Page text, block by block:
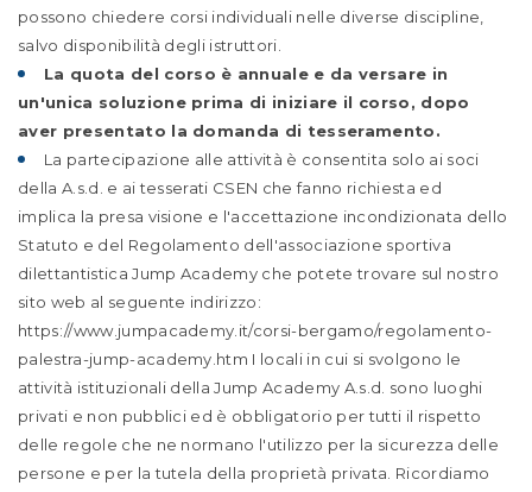
possono chiedere corsi individuali nelle diverse discipline,
salvo disponibilità degli istruttori.
La quota del corso è annuale e da versare in
un'unica soluzione prima di iniziare il corso, dopo
aver presentato la domanda di tesseramento.
La partecipazione alle attività è consentita solo ai soci
della A.s.d. e ai tesserati CSEN che fanno richiesta ed
implica la presa visione e l'accettazione incondizionata dello
Statuto e del Regolamento dell'associazione sportiva
dilettantistica Jump Academy che potete trovare sul nostro
sito web al seguente indirizzo:
https://www.jumpacademy.it/corsi-bergamo/regolamento-
palestra-jump-academy.htm I locali in cui si svolgono le
attività istituzionali della Jump Academy A.s.d. sono luoghi
privati e non pubblici ed è obbligatorio per tutti il rispetto
delle regole che ne normano l'utilizzo per la sicurezza delle
persone e per la tutela della proprietà privata. Ricordiamo